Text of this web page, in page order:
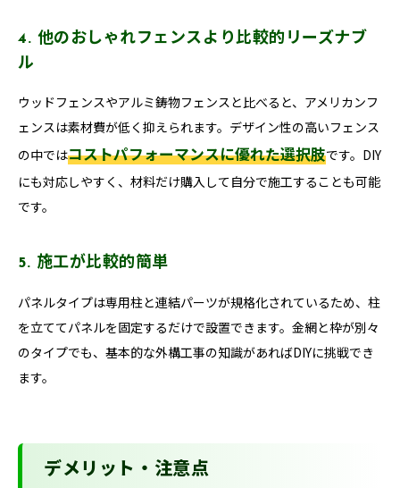
4. 他のおしゃれフェンスより比較的リーズナブ
ル
ウッドフェンスやアルミ鋳物フェンスと比べると、アメリカンフ
ェンスは素材費が低く抑えられます。デザイン性の高いフェンス
の中ではコストパフォーマンスに優れた選択肢です。DIY
にも対応しやすく、材料だけ購入して自分で施工することも可能
です。
5. 施工が比較的簡単
パネルタイプは専用柱と連結パーツが規格化されているため、柱
を立ててパネルを固定するだけで設置できます。金網と枠が別々
のタイプでも、基本的な外構工事の知識があればDIYに挑戦でき
ます。
デメリット・注意点